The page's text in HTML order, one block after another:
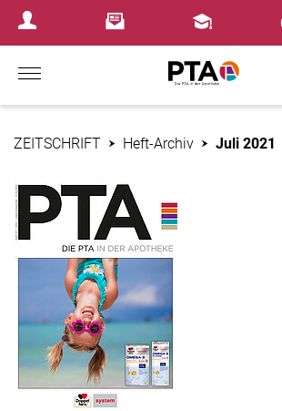
Login MenuNewsletter
Home
ZEITSCHRIFT Heft-Archiv Juli 2021